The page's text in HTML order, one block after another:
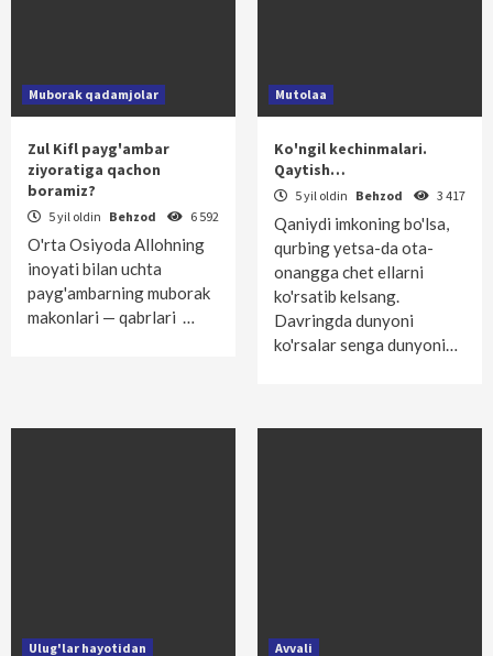
Muborak qadamjolar
Zul Kifl payg'ambar
ziyoratiga qachon
boramiz?
5 yil oldin Behzod 6 592
O'rta Osiyoda Allohning
inoyati bilan uchta
payg'ambarning muborak
makonlari — qabrlari …
Mutolaa
Ko'ngil kechinmalari.
Qaytish…
5 yil oldin Behzod 3 417
Qaniydi imkoning bo'lsa,
qurbing yetsa-da ota-
onangga chet ellarni
ko'rsatib kelsang.
Davringda dunyoni
ko'rsalar senga dunyoni…
Ulug'lar hayotidan Avvali